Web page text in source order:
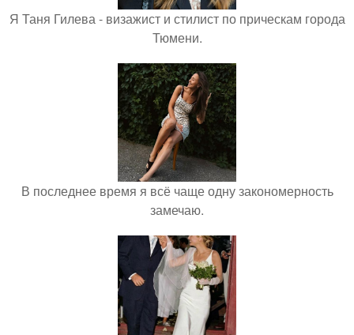
Я Таня Гилева - визажист и стилист по прическам города
Тюмени.
В последнее время я всё чаще одну закономерность
замечаю.